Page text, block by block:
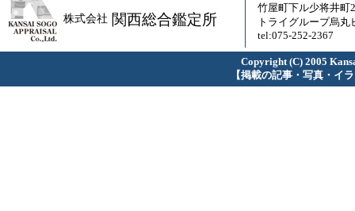
株式会社 関西総合鑑定所
竹屋町下ル少将井町
トライグループ烏丸
tel:075-252-2367
Copyright (C) 2005
【掲載の記事・写真・イラ